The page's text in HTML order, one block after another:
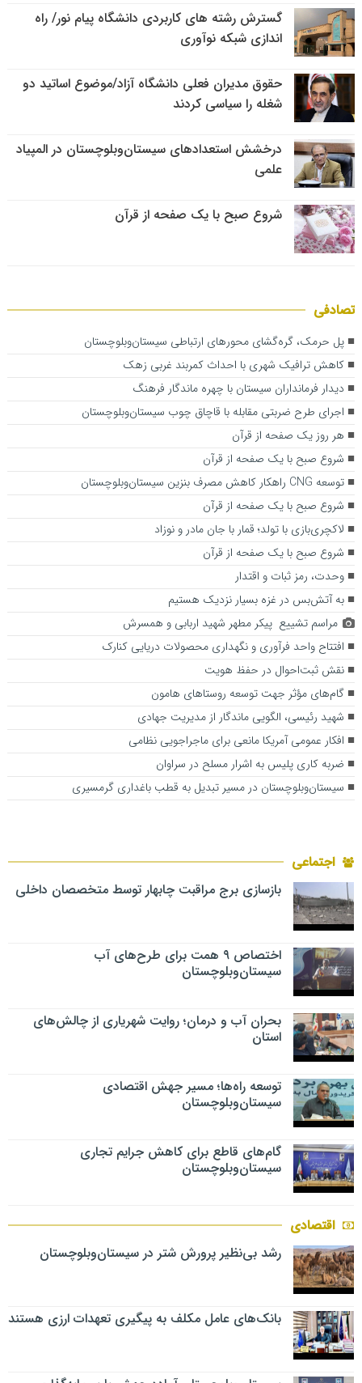
گسترش رشته های کاربردی دانشگاه پیام نور/ راه
اندازی شبکه نوآوری
حقوق مدیران فعلی دانشگاه آزاد/موضوع اساتید دو
شغله را سیاسی کردند
درخشش استعدادهای سیستان‌وبلوچستان در المپیاد
علمی
شروع صبح با یک صفحه از قرآن
تصادفی
پل حرمک، گره‌گشای محورهای ارتباطی سیستان‌وبلوچستان
کاهش ترافیک شهری با احداث کمربند غربی زهک
دیدار فرمانداران سیستان با چهره ماندگار فرهنگ
اجرای طرح ضربتی مقابله با قاچاق چوب سیستان‌وبلوچستان
هر روز یک صفحه از قرآن
شروع صبح با یک صفحه از قرآن
توسعه CNG راهکار کاهش مصرف بنزین سیستان‌و‌بلوچستان
شروع صبح با یک صفحه از قرآن
لاکچری‌بازی با تولد؛ قمار با جان مادر و نوزاد
شروع صبح با یک صفحه از قرآن
وحدت، رمز ثبات و اقتدار
به آتش‌بس در غزه بسیار نزدیک هستیم
مراسم تشییع پیکر مطهر شهید اربابی و همسرش
افتتاح واحد فرآوری و نگهداری محصولات دریایی کنارک
نقش ثبت‌احوال در حفظ هویت
گام‌های مؤثر جهت توسعه روستاهای هامون
شهید رئیسی، الگویی ماندگار از مدیریت جهادی
افکار عمومی آمریکا مانعی برای ماجراجویی نظامی
ضربه کاری پلیس به اشرار مسلح در سراوان
سیستان‌وبلوچستان در مسیر تبدیل به قطب باغداری گرمسیری
اجتماعی
بازسازی برج مراقبت چابهار توسط متخصصان داخلی
اختصاص ۹ همت برای طرح‌های آب
سیستان‌وبلوچستان
بحران آب و درمان؛ روایت شهریاری از چالش‌های
استان
توسعه راه‌ها؛ مسیر جهش اقتصادی
سیستان‌وبلوچستان
گام‌های قاطع برای کاهش جرایم تجاری
سیستان‌وبلوچستان
اقتصادی
رشد بی‌نظیر پرورش شتر در سیستان‌وبلوچستان
بانک‌های عامل مکلف به پیگیری تعهدات ارزی هستند